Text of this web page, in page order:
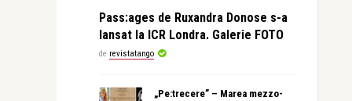
Pass:ages de Ruxandra Donose s-a
lansat la ICR Londra. Galerie FOTO
de revistatango
„Pe:trecere” – Marea mezzo-